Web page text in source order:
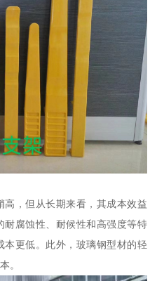
，但从长期来看，其成本效益
腐蚀性、耐候性和高强度等特
本更低。此外，玻璃钢型材的轻
。